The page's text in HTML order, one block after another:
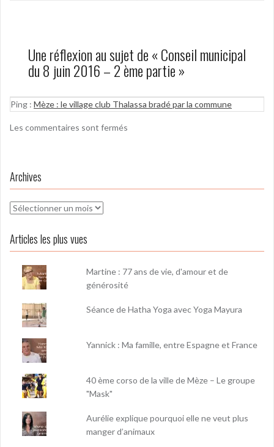
Une réflexion au sujet de «Conseil municipal
du 8 juin 2016 – 2 ème partie»
Ping : Mèze : le village club Thalassa bradé par la commune
Les commentaires sont fermés
Archives
Archives
Articles les plus vues
Martine : 77 ans de vie, d'amour et de
générosité
Séance de Hatha Yoga avec Yoga Mayura
Yannick : Ma famille, entre Espagne et France
40 ème corso de la ville de Mèze – Le groupe
"Mask"
Aurélie explique pourquoi elle ne veut plus
manger d’animaux